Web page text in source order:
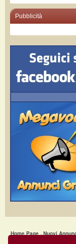
Pubblicità
Home Page·Nuovi